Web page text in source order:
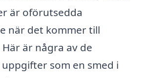
är oförutsedda
när det kommer till
är några av de
som en smed i